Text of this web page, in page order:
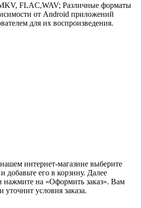
FLAC,WAV; Различные форматы
от Android приложений
для их воспроизведения.
интернет-магазине выберите
добавьте его в корзину. Далее
нажмите на «Оформить заказ». Вам
уточнит условия заказа.